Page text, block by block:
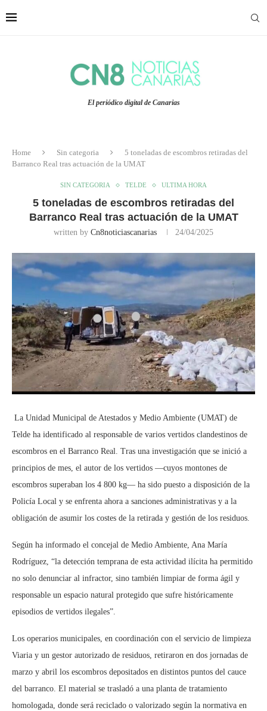
El periódico digital de Canarias
Home Sin categoria
5 toneladas de escombros retiradas del
Barranco Real tras actuación de la UMAT
SIN CATEGORIA TELDE ULTIMA HORA
5 toneladas de escombros retiradas del
Barranco Real tras actuación de la UMAT
written by Cn8noticiascanarias 24/04/2025
La Unidad Municipal de Atestados y Medio Ambiente (UMAT) de
Telde ha identificado al responsable de varios vertidos clandestinos de
escombros en el Barranco Real. Tras una investigación que se inició a
principios de mes, el autor de los vertidos —cuyos montones de
escombros superaban los 4 800 kg— ha sido puesto a disposición de la
Policía Local y se enfrenta ahora a sanciones administrativas y a la
obligación de asumir los costes de la retirada y gestión de los residuos.
Según ha informado el concejal de Medio Ambiente, Ana María
Rodríguez, “la detección temprana de esta actividad ilícita ha permitido
no solo denunciar al infractor, sino también limpiar de forma ágil y
responsable un espacio natural protegido que sufre históricamente
episodios de vertidos ilegales”.
Los operarios municipales, en coordinación con el servicio de limpieza
Viaria y un gestor autorizado de residuos, retiraron en dos jornadas de
marzo y abril los escombros depositados en distintos puntos del cauce
del barranco. El material se trasladó a una planta de tratamiento
homologada, donde será reciclado o valorizado según la normativa en